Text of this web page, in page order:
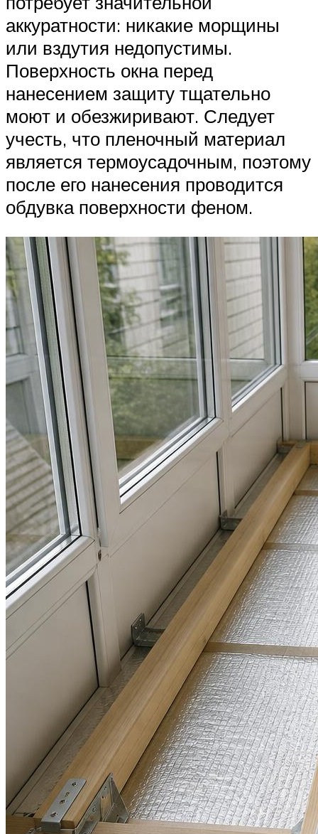
аккуратности: никакие морщины
или вздутия недопустимы.
Поверхность окна перед
нанесением защиту тщательно
моют и обезжиривают. Следует
учесть, что пленочный материал
является термоусадочным, поэтому
после его нанесения проводится
обдувка поверхности феном.